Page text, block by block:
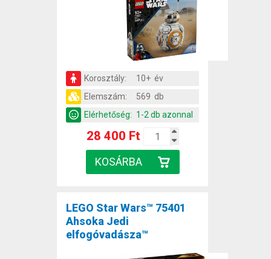
Korosztály:
10+ év
Elemszám:
569 db
Elérhetőség: 1-2 db azonnal
28 400 Ft
LEGO Star Wars™ 75401
Ahsoka Jedi
elfogóvadásza™